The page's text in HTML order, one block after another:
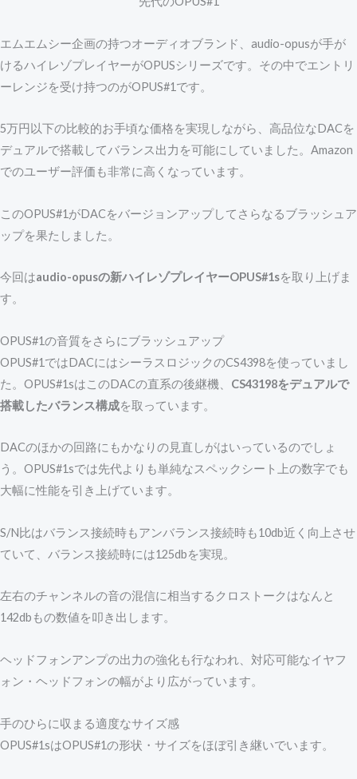
エムエムシー企画の持つオーディオブランド、audio-opusが手が
けるハイレゾプレイヤーがOPUSシリーズです。その中でエントリ
ーレンジを受け持つのがOPUS#1です。
5万円以下の比較的お手頃な価格を実現しながら、高品位なDACを
デュアルで搭載してバランス出力を可能にしていました。Amazon
でのユーザー評価も非常に高くなっています。
このOPUS#1がDACをバージョンアップしてさらなるブラッシュア
ップを果たしました。
今回はaudio-opusの新ハイレゾプレイヤーOPUS#1sを取り上げま
す。
OPUS#1の音質をさらにブラッシュアップ
OPUS#1ではDACにはシーラスロジックのCS4398を使っていまし
た。OPUS#1sはこのDACの直系の後継機、 CS43198をデュアルで
搭載したバランス構成を取っています。
DACのほかの回路にもかなりの見直しがはいっているのでしょ
う。OPUS#1sでは先代よりも単純なスペックシート上の数字でも
大幅に性能を引き上げています。
S/N比はバランス接続時もアンバランス接続時も10db近く向上させ
ていて、バランス接続時には125dbを実現。
左右のチャンネルの音の混信に相当するクロストークはなんと
142dbもの数値を叩き出します。
ヘッドフォンアンプの出力の強化も行なわれ、対応可能なイヤフ
ォン・ヘッドフォンの幅がより広がっています。
手のひらに収まる適度なサイズ感
OPUS#1sはOPUS#1の形状・サイズをほぼ引き継いでいます。